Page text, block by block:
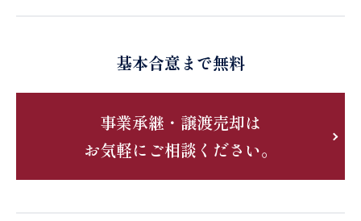
基本合意まで無料
事業承継・譲渡売却は
お気軽にご相談ください。